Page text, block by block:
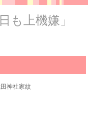
も上機嫌」
神社家紋